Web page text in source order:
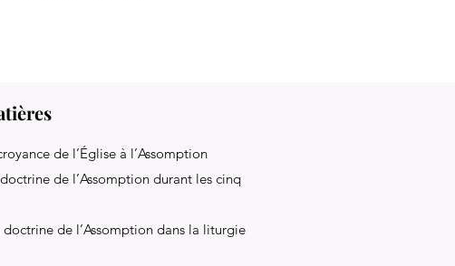
de l’Église à l’Assomption
de l’Assomption durant les cinq
de l’Assomption dans la liturgie